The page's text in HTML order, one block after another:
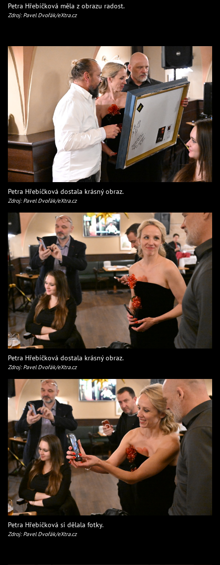
Petra Hřebíčková měla z obrazu radost.
Zdroj: Pavel Dvořák/eXtra.cz
Petra Hřebíčková dostala krásný obraz.
Zdroj: Pavel Dvořák/eXtra.cz
Petra Hřebíčková dostala krásný obraz.
Zdroj: Pavel Dvořák/eXtra.cz
Petra Hřebíčková si dělala fotky.
Zdroj: Pavel Dvořák/eXtra.cz